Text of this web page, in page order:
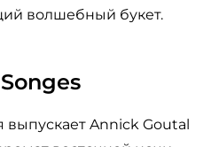
волшебный букет.
выпускает Annick Goutal